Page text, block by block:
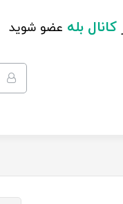
کانال بله عضو شوید